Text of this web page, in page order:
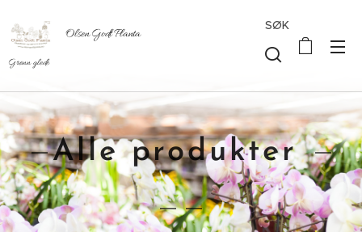
Olsen Godt Planta
Grønn glede
SØK
Alle produkter